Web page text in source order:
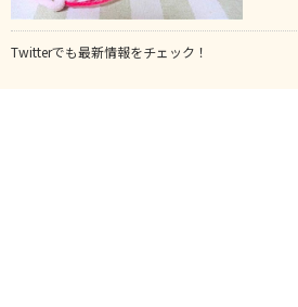
Twitterでも最新情報をチェック！